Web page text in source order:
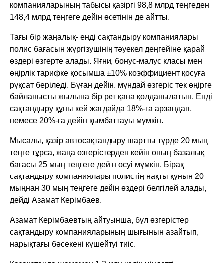
компанияларының табысы қазіргі 98,8 млрд теңгеден
148,4 млрд теңгеге дейін өсетінін де айтты.
Тағы бір жаңалық- енді сақтандыру компаниялары
полис бағасын жүргізушінің тәуекел деңгейіне қарай
өздері өзгерте алады. Яғни, бонус-малус класы мен
өңірлік тарифке қосымша ±10% коэффициент қосуға
рұқсат беріледі. Бұған дейін, мұндай өзгеріс тек өңірге
байланысты жылына бір рет қана қолданылатын. Енді
сақтандыру құны кей жағдайда 18%-ға арзандап,
немесе 20%-ға дейін қымбаттауы мүмкін.
Мысалы, қазір автосақтандыру шартты түрде 20 мың
теңге тұрса, жаңа өзгерістерден кейін оның базалық
бағасы 25 мың теңгеге дейін өсуі мүмкін. Бірақ
сақтандыру компаниялары полистің нақты құнын 20
мыңнан 30 мың теңгеге дейін өздері белгілей алады,
дейді Азамат Керімбаев.
Азамат Керімбаевтың айтуынша, бұл өзгерістер
сақтандыру компанияларының шығынын азайтып,
нарықтағы бәсекені күшейтуі тиіс.